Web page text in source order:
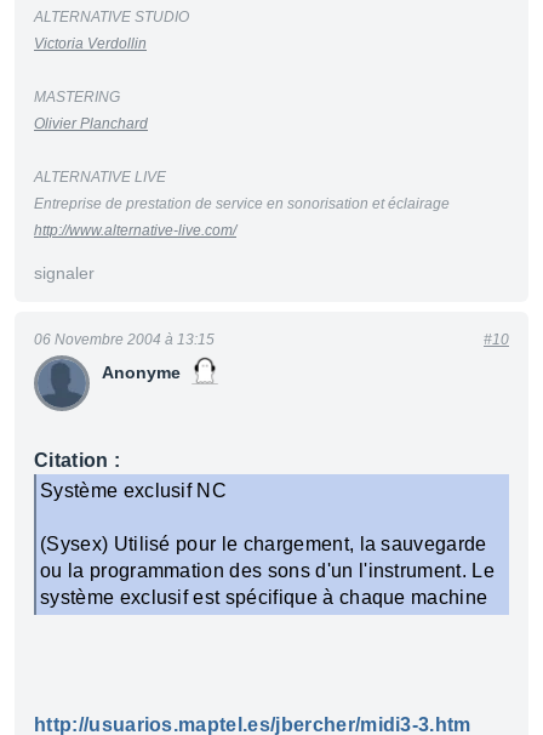
ALTERNATIVE STUDIO
Victoria Verdollin
MASTERING
Olivier Planchard
ALTERNATIVE LIVE
Entreprise de prestation de service en sonorisation et éclairage
http://www.alternative-live.com/
signaler
Anonyme
06 Novembre 2004 à 13:15 #10
Citation :
Système exclusif NC
(Sysex) Utilisé pour le chargement, la sauvegarde
ou la programmation des sons d'un l'instrument. Le
système exclusif est spécifique à chaque machine
http://usuarios.maptel.es/jbercher/midi3-3.htm